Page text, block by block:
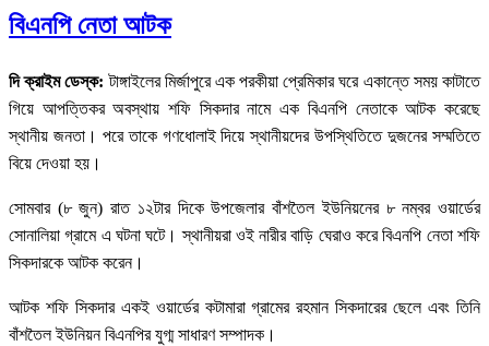
বিএনপি নেতা আটক
দি ক্রাইম ডেস্ক: টাঙ্গাইলের মির্জাপুরে এক পরকীয়া প্রেমিকার ঘরে একান্তে সময় কাটাতে
গিয়ে আপত্তিকর অবস্থায় শফি সিকদার নামে এক বিএনপি নেতাকে আটক করেছে
স্থানীয় জনতা। পরে তাকে গণধোলাই দিয়ে স্থানীয়দের উপস্থিতিতে দুজনের সম্মতিতে
বিয়ে দেওয়া হয়।
সোমবার (৮ জুন) রাত ১২টার দিকে উপজেলার বাঁশতৈল ইউনিয়নের ৮ নম্বর ওয়ার্ডের
সোনালিয়া গ্রামে এ ঘটনা ঘটে। স্থানীয়রা ওই নারীর বাড়ি ঘেরাও করে বিএনপি নেতা শফি
সিকদারকে আটক করেন।
আটক শফি সিকদার একই ওয়ার্ডের কটামারা গ্রামের রহমান সিকদারের ছেলে এবং তিনি
বাঁশতৈল ইউনিয়ন বিএনপির যুগ্ম সাধারণ সম্পাদক।